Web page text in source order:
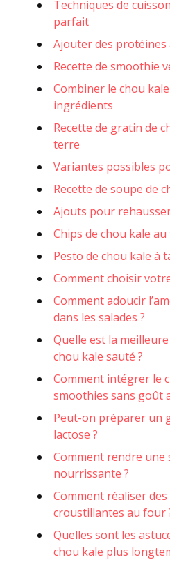
Techniques de
parfait
Ajouter des
Recette de smoothie
Combiner le chou kale
ingrédients
Recette de gratin de
terre
Variantes possibles
Recette de soupe de
Ajouts pour
Chips de chou kale
Pesto de chou kale à
Comment choisir
Comment adoucir
dans les salades ?
Quelle est la
chou kale sauté ?
Comment intégrer le
smoothies sans goût
Peut-on préparer un
lactose ?
Comment rendre une
nourrissante ?
Comment réaliser
croustillantes au four
Quelles sont les
chou kale plus